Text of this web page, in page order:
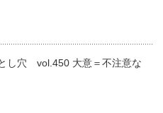
し穴 vol.450 大意＝不注意な